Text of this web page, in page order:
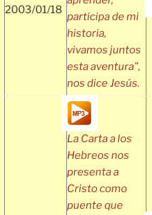
2003/01/18
participa de mi
historia,
vivamos juntos
esta aventura”,
nos dice Jesús.
La Carta a los
Hebreos nos
presenta a
Cristo como
puente que